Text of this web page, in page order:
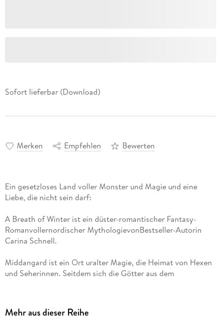
Sofort lieferbar (Download)
Merken Empfehlen Bewerten
Ein gesetzloses Land voller Monster und Magie und eine
Liebe, die nicht sein darf:
A Breath of Winter ist ein düster-romantischer Fantasy-
Romanvollernordischer MythologievonBestseller-Autorin
Carina Schnell.
Middangard ist ein Ort uralter Magie, die Heimat von Hexen
und Seherinnen. Seitdem sich die Götter aus dem
brandschatzend umher.
Mehr aus dieser Reihe